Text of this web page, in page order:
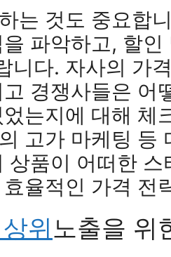
는 것도 중요합
파악하고, 할
니다. 자사의 가
경쟁사들은 어
는지에 대해 체
고가 마케팅 등
상품이 어떠한
율적인 가격 전
위 노출을 위